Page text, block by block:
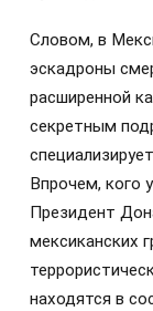
Словом, в
эскадроны
расширенной
секретным
Впрочем, кого
Президент
мексиканских
находятся в